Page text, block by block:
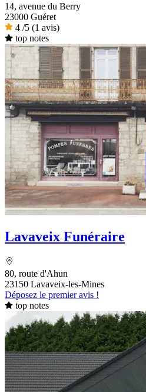
14, avenue du Berry
23000 Guéret
4 /5 (1 avis)
top notes
Lavaveix Funéraire
80, route d'Ahun
23150 Lavaveix-les-Mines
Déposez le premier avis !
top notes